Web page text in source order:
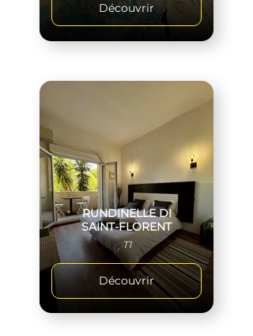
Découvrir
RUNDINELLE DI
SAINT-FLORENT
T1
Découvrir